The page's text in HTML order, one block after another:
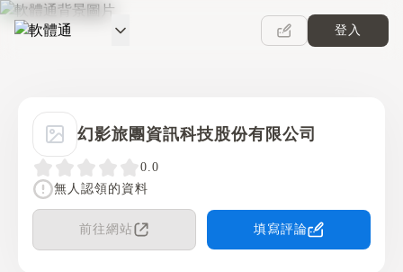
軟體通
登入
幻影旅團資訊科技股份有限公司
0.0
無人認領的資料
前往網站 填寫評論